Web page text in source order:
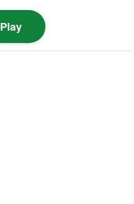
Play